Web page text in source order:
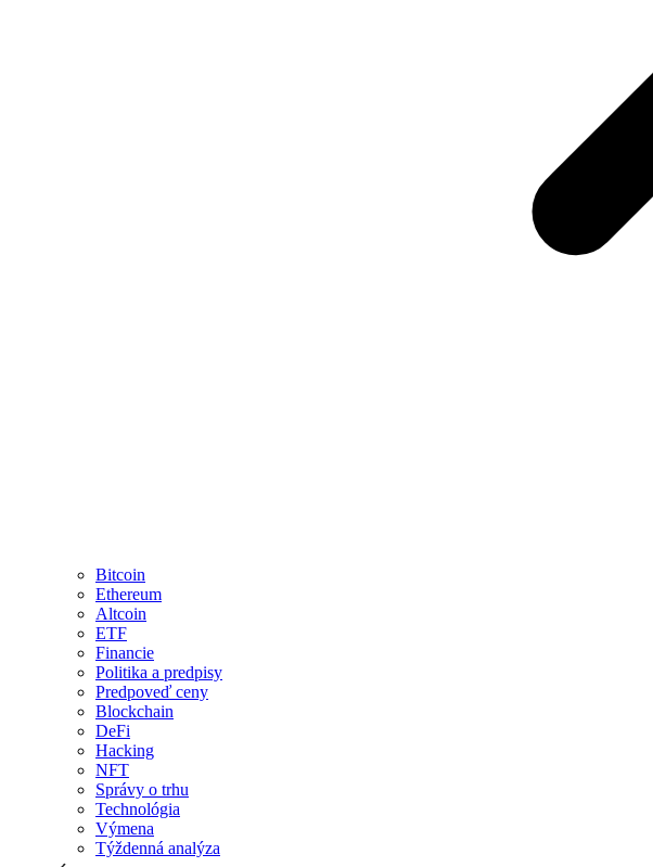
Bitcoin
Ethereum
Altcoin
ETF
Financie
Politika a predpisy
Predpoveď ceny
Blockchain
DeFi
Hacking
NFT
Správy o trhu
Technológia
Výmena
Týždenná analýza